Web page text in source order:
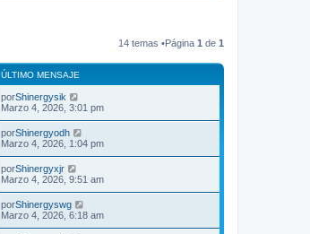
14 temas •Página 1 de 1
ÚLTIMO MENSAJE
porShinergysik
Marzo 4, 2026, 3:01 pm
porShinergyodh
Marzo 4, 2026, 1:04 pm
porShinergyxjr
Marzo 4, 2026, 9:51 am
porShinergyswg
Marzo 4, 2026, 6:18 am